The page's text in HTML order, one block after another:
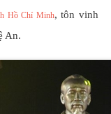
Hồ Chí Minh, tôn vinh
An.